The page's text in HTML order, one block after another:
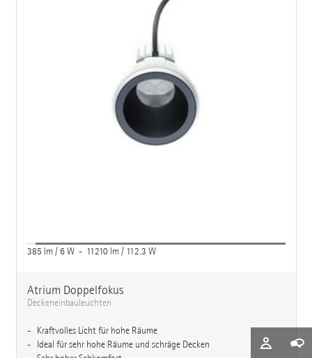
385 lm / 6 W - 11210 lm / 112.3 W
Atrium Doppelfokus
Deckeneinbauleuchten
Kraftvolles Licht für hohe Räume
Ideal für sehr hohe Räume und schräge Decken